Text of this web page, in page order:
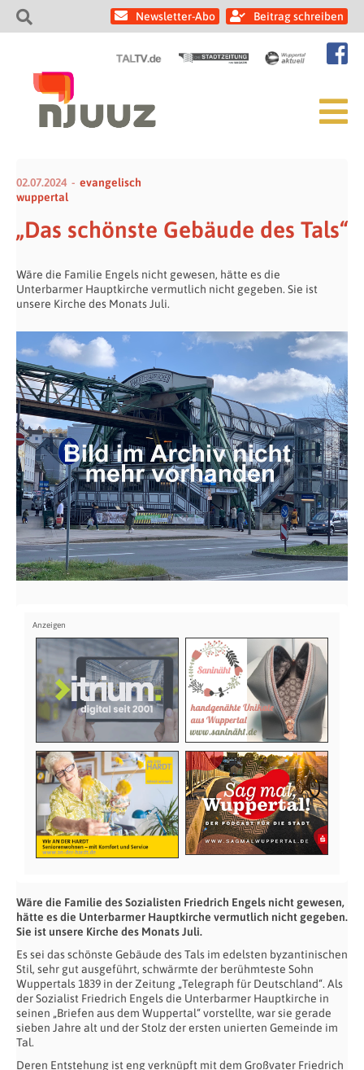
Newsletter-Abo Beitrag schreiben
02.07.2024
evangelisch
wuppertal
„Das schönste Gebäude des Tals“
Wäre die Familie Engels nicht gewesen, hätte es die
Unterbarmer Hauptkirche vermutlich nicht gegeben. Sie ist
unsere Kirche des Monats Juli.
Wäre die Familie des Sozialisten Friedrich Engels nicht gewesen,
hätte es die Unterbarmer Hauptkirche vermutlich nicht gegeben.
Sie ist unsere Kirche des Monats Juli.
Es sei das schönste Gebäude des Tals im edelsten byzantinischen
Stil, sehr gut ausgeführt, schwärmte der berühmteste Sohn
Wuppertals 1839 in der Zeitung „Telegraph für Deutschland“. Als
der Sozialist Friedrich Engels die Unterbarmer Hauptkirche in
seinen „Briefen aus dem Wuppertal“ vorstellte, war sie gerade
sieben Jahre alt und der Stolz der ersten unierten Gemeinde im
Tal.
Deren Entstehung ist eng verknüpft mit dem Großvater Friedrich